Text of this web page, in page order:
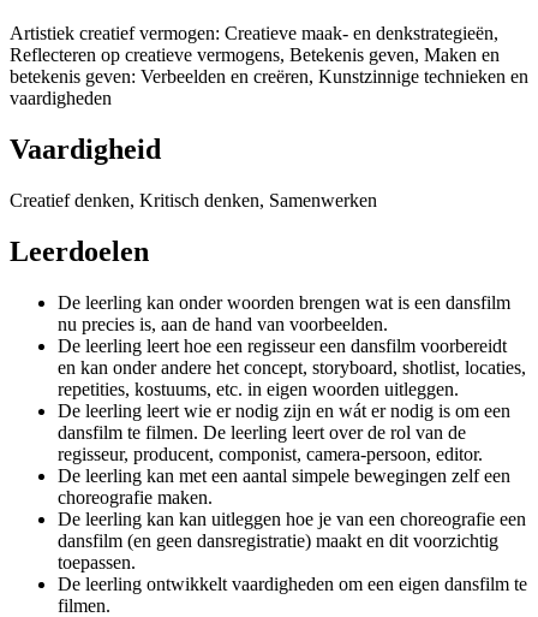
Artistiek creatief vermogen: Creatieve maak- en denkstrategieën,
Reflecteren op creatieve vermogens, Betekenis geven, Maken en
betekenis geven: Verbeelden en creëren, Kunstzinnige technieken en
vaardigheden
Vaardigheid
Creatief denken, Kritisch denken, Samenwerken
Leerdoelen
De leerling kan onder woorden brengen wat is een dansfilm
nu precies is, aan de hand van voorbeelden.
De leerling leert hoe een regisseur een dansfilm voorbereidt
en kan onder andere het concept, storyboard, shotlist, locaties,
repetities, kostuums, etc. in eigen woorden uitleggen.
De leerling leert wie er nodig zijn en wát er nodig is om een
dansfilm te filmen. De leerling leert over de rol van de
regisseur, producent, componist, camera-persoon, editor.
De leerling kan met een aantal simpele bewegingen zelf een
choreografie maken.
De leerling kan kan uitleggen hoe je van een choreografie een
dansfilm (en geen dansregistratie) maakt en dit voorzichtig
toepassen.
De leerling ontwikkelt vaardigheden om een eigen dansfilm te
filmen.